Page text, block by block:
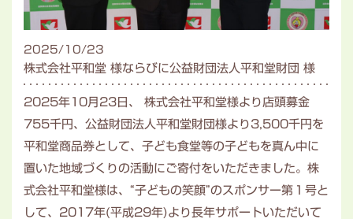
2025/10/23
株式会社平和堂 様ならびに公益財団法人平和堂財団 様
2025年10月23日、 株式会社平和堂様より店頭募金
755千円、公益財団法人平和堂財団様より3,500千円を
平和堂商品券として、子ども食堂等の子どもを真ん中に
置いた地域づくりの活動にご寄付をいただきました。株
式会社平和堂様は、“子どもの笑顔”のスポンサー第１号と
して、2017年(平成29年)より長年サポートいただいて